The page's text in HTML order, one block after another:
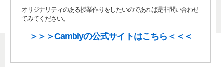
オリジナリティのある授業作りをしたいのであれば是非問い合わせ
てみてください。
＞＞＞Camblyの公式サイトはこちら＜＜＜